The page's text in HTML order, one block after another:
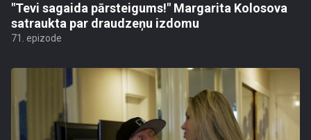
"Tevi sagaida pārsteigums!" Margarita Kolosova
satraukta par draudzeņu izdomu
71. epizode